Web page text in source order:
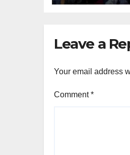
Sektor
Leave a
Your email address
Comment*